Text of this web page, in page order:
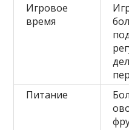
Игровое
время
Питание